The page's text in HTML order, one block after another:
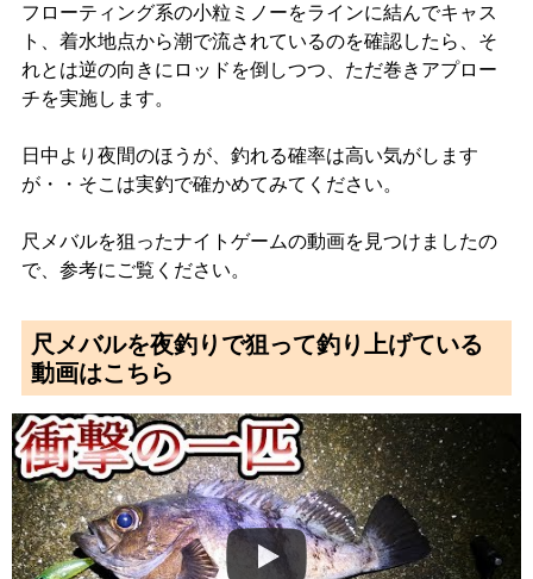
フローティング系の小粒ミノーをラインに結んでキャス
ト、着水地点から潮で流されているのを確認したら、そ
れとは逆の向きにロッドを倒しつつ、ただ巻きアプロー
チを実施します。
日中より夜間のほうが、釣れる確率は高い気がします
が・・そこは実釣で確かめてみてください。
尺メバルを狙ったナイトゲームの動画を見つけましたの
で、参考にご覧ください。
尺メバルを夜釣りで狙って釣り上げている
動画はこちら